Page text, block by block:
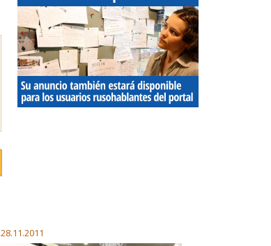
28.11.2011